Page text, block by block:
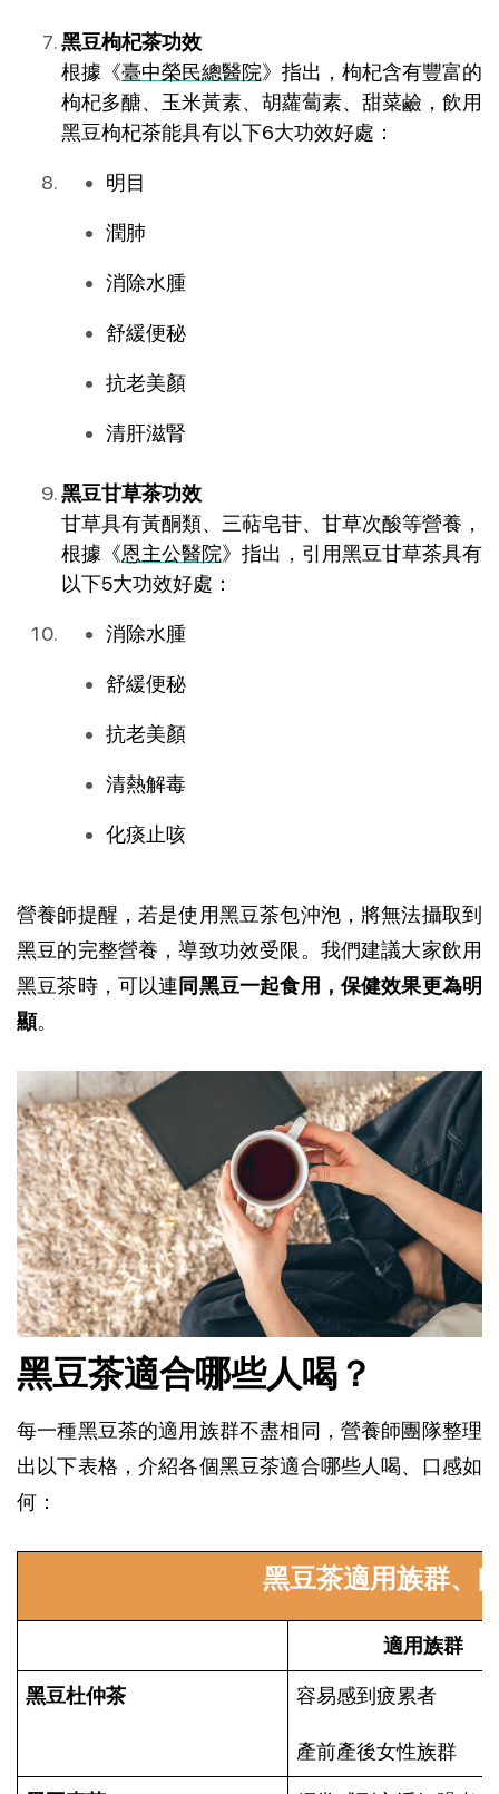
黑豆枸杞茶功效
根據《臺中榮民總醫院》指出，枸杞含有豐富的
枸杞多醣、玉米黃素、胡蘿蔔素、甜菜鹼，飲用
黑豆枸杞茶能具有以下6大功效好處：
明目
潤肺
消除水腫
舒緩便秘
抗老美顏
清肝滋腎
黑豆甘草茶功效
甘草具有黃酮類、三萜皂苷、甘草次酸等營養，
根據《恩主公醫院》指出，引用黑豆甘草茶具有
以下5大功效好處：
消除水腫
舒緩便秘
抗老美顏
清熱解毒
化痰止咳
營養師提醒，若是使用黑豆茶包沖泡，將無法攝取到
黑豆的完整營養，導致功效受限。我們建議大家飲用
黑豆茶時，可以連同黑豆一起食用，保健效果更為明
顯。
黑豆茶適合哪些人喝？
每一種黑豆茶的適用族群不盡相同，營養師團隊整理
出以下表格，介紹各個黑豆茶適合哪些人喝、口感如
何：
黑豆茶適用族群、
適用族群
黑豆杜仲茶 容易感到疲累者
產前產後女性族群